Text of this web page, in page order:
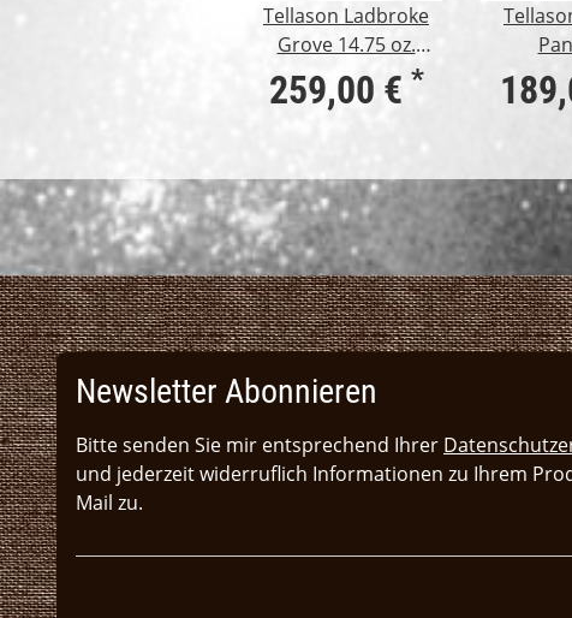
Tellason Ladbroke
Grove 14.75 oz.
Kaihara Mills
259,00 € *
Newsletter Abonnieren
Bitte senden Sie mir entsprechend Ihrer
und jederzeit widerruflich Informationen zu Ihrem
Mail zu.